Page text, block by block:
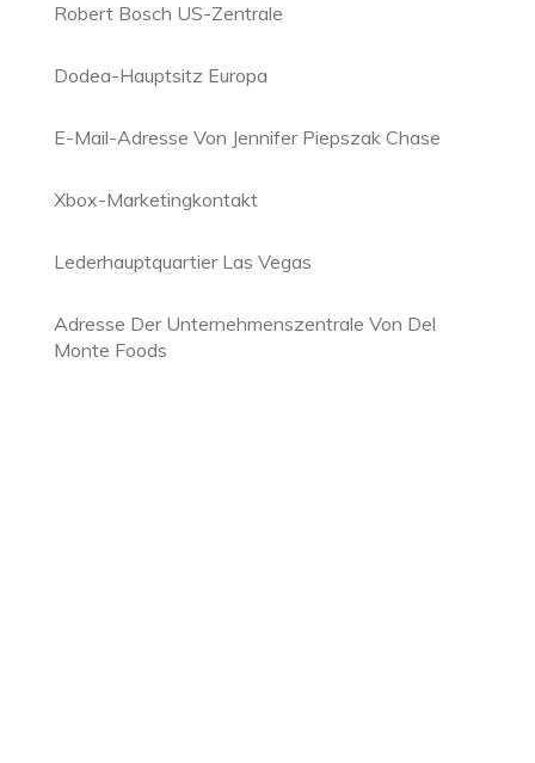
Robert Bosch US-Zentrale
Dodea-Hauptsitz Europa
E-Mail-Adresse Von Jennifer Piepszak Chase
Xbox-Marketingkontakt
Lederhauptquartier Las Vegas
Adresse Der Unternehmenszentrale Von Del
Monte Foods